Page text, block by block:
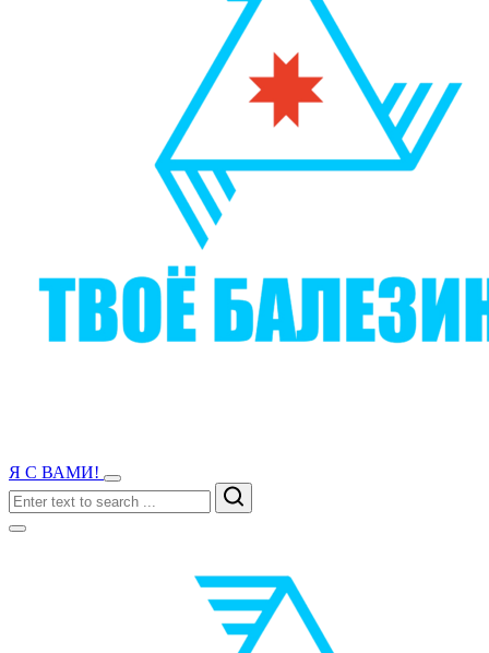
Я С ВАМИ!
Search